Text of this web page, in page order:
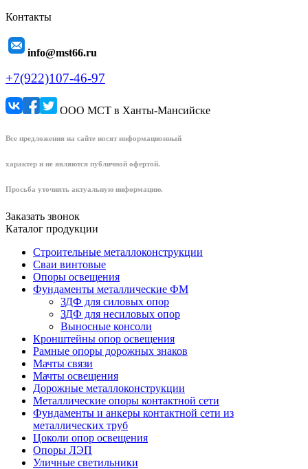
Контакты
info@mst66.ru
+7(922)107-46-97
ООО МСТ в Ханты-Мансийске
Все предложения на сайте носят информационный
характер и не являются публичной офертой.
Просьба уточнять актуальную информацию.
Заказать звонок
Каталог продукции
Строительные металлоконструкции
Сваи винтовые
Опоры освещения
Фундаменты металлические ФМ
ЗДФ для силовых опор
ЗДФ для несиловых опор
Выносные консоли
Кронштейны опор освещения
Рамные опоры дорожных знаков
Мачты связи
Мачты освещения
Дорожные металлоконструкции
Металлические опоры контактной сети
Фундаменты и анкеры контактной сети из
металлических труб
Цоколи опор освещения
Опоры ЛЭП
Уличные светильники